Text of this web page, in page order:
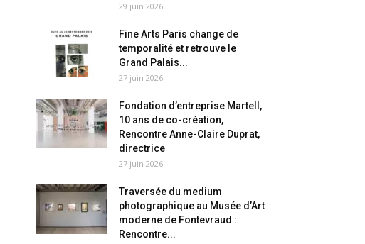
29 juin 2026
Fine Arts Paris change de
temporalité et retrouve le
Grand Palais...
27 juin 2026
Fondation d’entreprise Martell,
10 ans de co-création,
Rencontre Anne-Claire Duprat,
directrice
27 juin 2026
Traversée du medium
photographique au Musée d’Art
moderne de Fontevraud :
Rencontre...